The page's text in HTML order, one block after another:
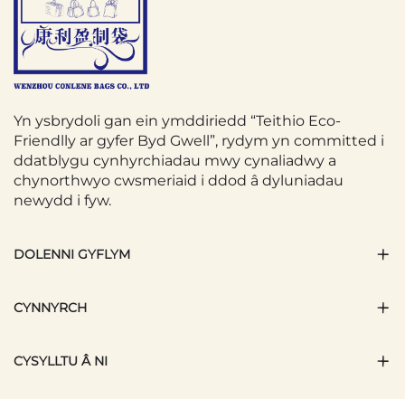
Yn ysbrydoli gan ein ymddiriedd “Teithio Eco-
Friendlly ar gyfer Byd Gwell”, rydym yn committed i
ddatblygu cynhyrchiadau mwy cynaliadwy a
chynorthwyo cwsmeriaid i ddod â dyluniadau
newydd i fyw.
DOLENNI GYFLYM
CYNNYRCH
CYSYLLTU Â NI